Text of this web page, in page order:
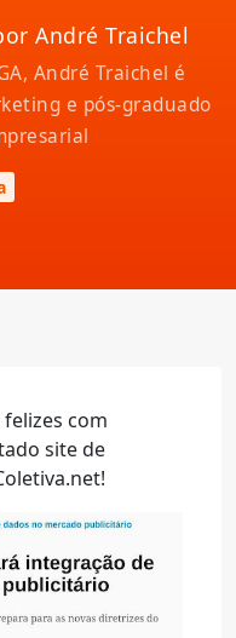
André Traichel
André Traichel é
e pós-graduado
com
site de